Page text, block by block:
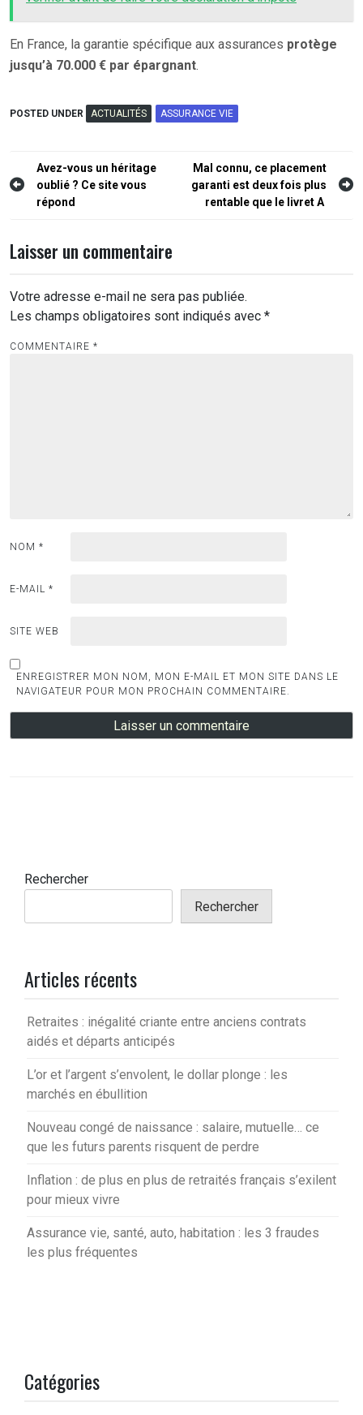
En France, la garantie spécifique aux assurances protège
jusqu’à 70.000 € par épargnant.
POSTED UNDER ACTUALITÉS ASSURANCE VIE
Navigation
de
Avez-vous un héritage
oublié ? Ce site vous
répond
Mal connu, ce placement
garanti est deux fois plus
rentable que le livret A
Laisser un commentaire
Votre adresse e-mail ne sera pas publiée.
Les champs obligatoires sont indiqués avec *
COMMENTAIRE *
NOM *
E-MAIL *
SITE WEB
ENREGISTRER MON NOM, MON E-MAIL ET MON SITE DANS LE
NAVIGATEUR POUR MON PROCHAIN COMMENTAIRE.
Rechercher
Rechercher
Articles récents
Retraites : inégalité criante entre anciens contrats
aidés et départs anticipés
L’or et l’argent s’envolent, le dollar plonge : les
marchés en ébullition
Nouveau congé de naissance : salaire, mutuelle… ce
que les futurs parents risquent de perdre
Inflation : de plus en plus de retraités français s’exilent
pour mieux vivre
Assurance vie, santé, auto, habitation : les 3 fraudes
les plus fréquentes
Catégories